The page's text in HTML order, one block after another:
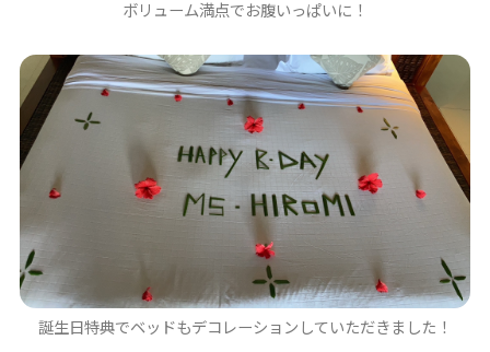
ボリューム満点でお腹いっぱいに！
誕生日特典でベッドもデコレーションしていただきました！